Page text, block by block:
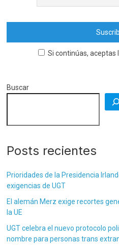
Si continúas, aceptas
Buscar
Posts recientes
Prioridades de la Presidencia
exigencias de UGT
El alemán Merz exige recortes
la UE
UGT celebra el nuevo protocolo
nombre para personas trans